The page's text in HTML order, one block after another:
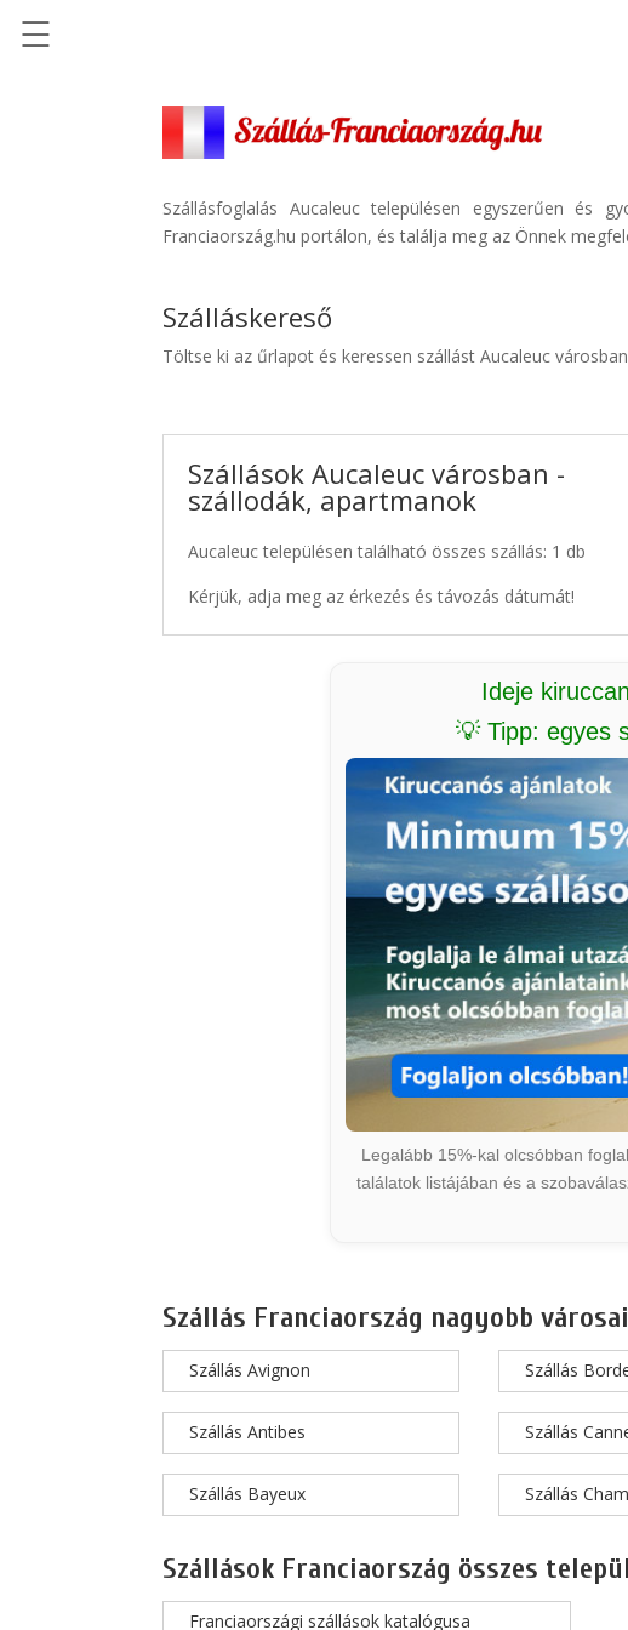
Szállásinfo.eu
Repülőjegy
Autóbérlés
☰
Szállásfoglalás Aucaleuc településen egyszerűen és
Franciaország.hu portálon, és találja meg az Önnek
Szálláskereső
Töltse ki az űrlapot és keressen szállást Aucaleuc
Szállások Aucaleuc városban -
szállodák, apartmanok
Aucaleuc településen található összes szállás: 1 db
Kérjük, adja meg az érkezés és távozás dátumát!
Ideje
💡 Tipp: egyes
Legalább 15%-kal olcsóbban
találatok listájában és a
Szállás Franciaország nagyobb
Szállás Avignon
Szállás Antibes
Szállás Bayeux
Szállás
Szállás
Szállás
Szállások Franciaország összes
Franciaországi szállások katalógusa